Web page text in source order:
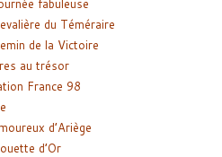
fabuleuse
du Téméraire
de la Victoire
au trésor
France 98
d’Ariège
d’Or